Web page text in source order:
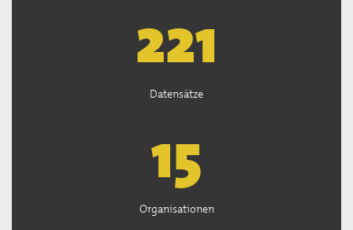
222
Datensätze
15
Organisationen